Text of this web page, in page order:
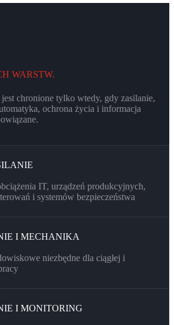
WARSTW.
chronione tylko wtedy, gdy zasilanie,
ochrona życia i informacja
IT, urządzeń produkcyjnych,
i systemów bezpieczeństwa
I MECHANIKA
niezbędne dla ciągłej i
I MONITORING